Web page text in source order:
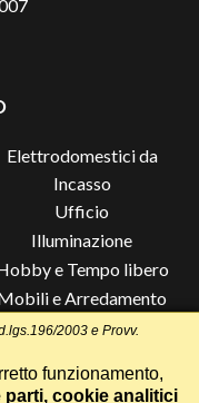
Elettrodomestici da
Incasso
Ufficio
Illuminazione
e Tempo libero
e Arredamento
Lista di Nozze
2003 e Provv.
funzionamento,
parti, cookie analitici